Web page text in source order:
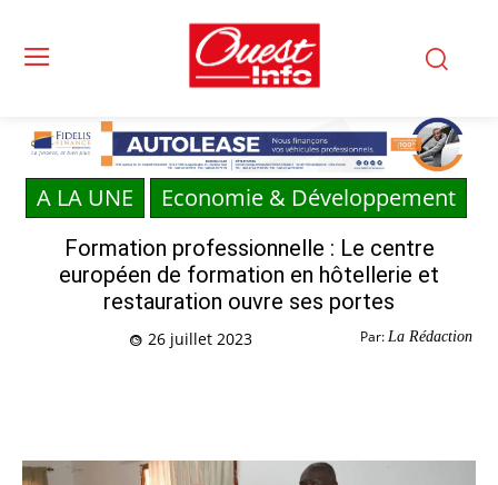
A LA UNE Economie & Développement
Formation professionnelle : Le centre
européen de formation en hôtellerie et
restauration ouvre ses portes
Par: La Rédaction
26 juillet 2023